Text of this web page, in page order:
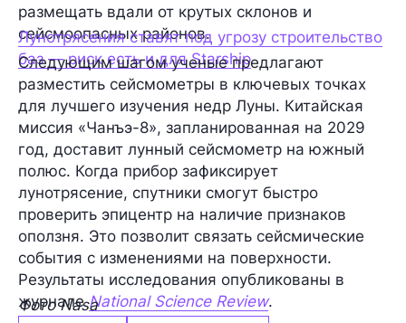
размещать вдали от крутых склонов и
сейсмоопасных районов.
Лунотрясения ставят под угрозу строительство
баз — риск есть и для Starship
Следующим шагом ученые предлагают
разместить сейсмометры в ключевых точках
для лучшего изучения недр Луны. Китайская
миссия «Чанъэ-8», запланированная на 2029
год, доставит лунный сейсмометр на южный
полюс. Когда прибор зафиксирует
лунотрясение, спутники смогут быстро
проверить эпицентр на наличие признаков
оползня. Это позволит связать сейсмические
события с изменениями на поверхности.
Результаты исследования опубликованы в
журналеNational Science Review.
Фото Nasa